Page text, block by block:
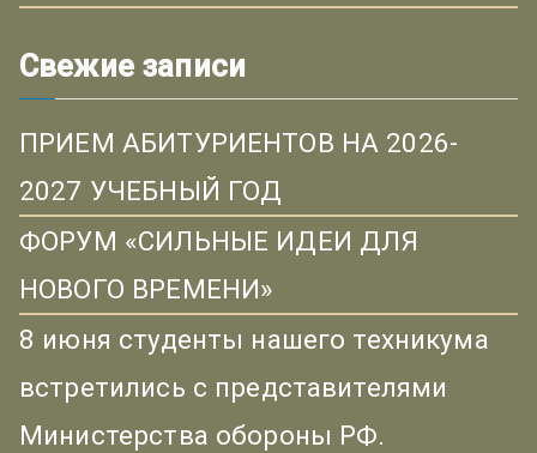
Свежие записи
ПРИЕМ АБИТУРИЕНТОВ НА 2026-
2027 УЧЕБНЫЙ ГОД
ФОРУМ «СИЛЬНЫЕ ИДЕИ ДЛЯ
НОВОГО ВРЕМЕНИ»
8 июня студенты нашего техникума
встретились с представителями
Министерства обороны РФ.